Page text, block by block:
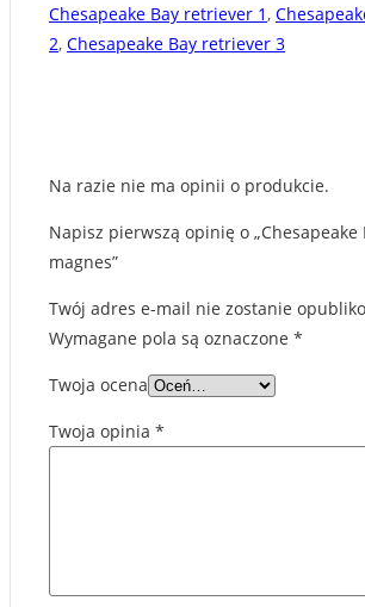
Chesapeake Bay retriever 1,
2, Chesapeake Bay retriever 3
Na razie nie ma opinii o produkcie.
Napisz pierwszą opinię o
magnes”
Twój adres e-mail nie zostanie
Wymagane pola są oznaczone *
Twoja ocena
Twoja opinia *